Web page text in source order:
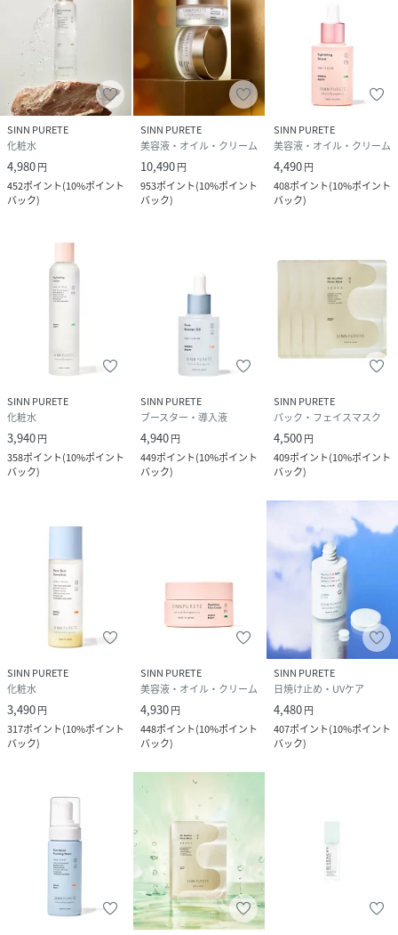
●肌のエネルギーレベルをチャージするオイル
野生のオリーブ由来の幹細胞から抽出された
セルラーオイル※3を配合。加齢とともに衰退する
細胞のエネルギーサイクルをサポートし、活き活きとした肌
へ
●高い美肌効果を持つハイブリッド原料配合
日本産の有機栽培のハトムギを発酵させて
得たエキス※4にナイアシンアミドを掛け合わせ
高い美肌効果により肌のハリを最大限に高め透明感をアップ
パワーを与え前向きな自分へ導く、
ローズやゼラニウムをブレンドした香り。
※ゾンビ細胞とは不全角化細胞のこと、ヘルシー細胞とは正
常な角化細胞のことを指します。
※2 サポニン、海水、グリセリン
※３オリーブ葉エキス
※4サッカロミセス/ハトムギ種子発酵エキス
適量（小豆２粒大）を手にとり、顔全体になじませます。乾
燥やハリ不足を感じる部分には重ね付けを。
最後は上を向きながら静かに呼吸して肌奥に美容成分を閉じ
込めるように仰ぎづけを。
SINN PURETE
化粧水
4,980円
452ポイント(10%ポイント
バック)
SINN PURETE
美容液・オイル・クリーム
10,490円
953ポイント(10%ポイント
バック)
SINN PURETE
美容液・オイル・クリーム
4,490円
408ポイント(10%ポイント
バック)
SINN PURETE
化粧水
3,940円
358ポイント(10%ポイント
バック)
SINN PURETE
ブースター・導入液
4,940円
449ポイント(10%ポイント
バック)
SINN PURETE
パック・フェイスマスク
4,500円
409ポイント(10%ポイント
バック)
SINN PURETE
化粧水
3,490円
317ポイント(10%ポイント
バック)
SINN PURETE
美容液・オイル・クリーム
4,930円
448ポイント(10%ポイント
バック)
SINN PURETE
日焼け止め・UVケア
4,480円
407ポイント(10%ポイント
バック)